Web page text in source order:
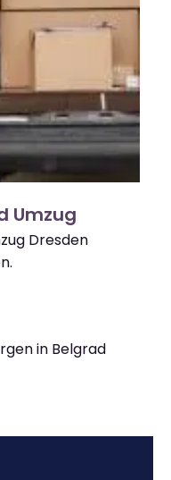
Umzug
Dresden
in Belgrad